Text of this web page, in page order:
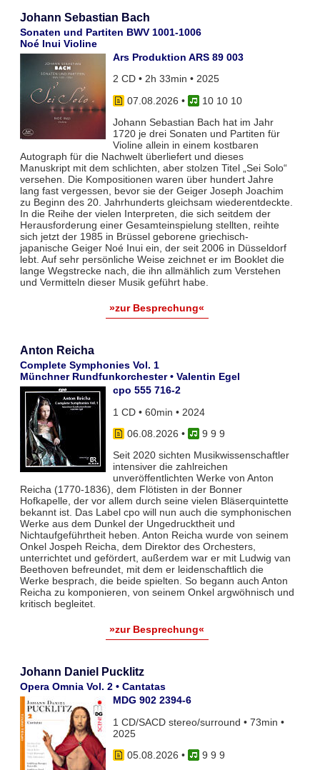
Johann Sebastian Bach
Sonaten und Partiten BWV 1001-1006
Noé Inui Violine
Ars Produktion ARS 89 003
2 CD • 2h 33min • 2025
07.08.2026 •
10 10 10
Johann Sebastian Bach hat im Jahr
1720 je drei Sonaten und Partiten für
Violine allein in einem kostbaren
Autograph für die Nachwelt überliefert und dieses
Manuskript mit dem schlichten, aber stolzen Titel „Sei Solo“
versehen. Die Kompositionen waren über hundert Jahre
lang fast vergessen, bevor sie der Geiger Joseph Joachim
zu Beginn des 20. Jahrhunderts gleichsam wiederentdeckte.
In die Reihe der vielen Interpreten, die sich seitdem der
Herausforderung einer Gesamteinspielung stellten, reihte
sich jetzt der 1985 in Brüssel geborene griechisch-
japanische Geiger Noé Inui ein, der seit 2006 in Düsseldorf
lebt. Auf sehr persönliche Weise zeichnet er im Booklet die
lange Wegstrecke nach, die ihn allmählich zum Verstehen
und Vermitteln dieser Musik geführt habe.
»zur Besprechung«
Anton Reicha
Complete Symphonies Vol. 1
Münchner Rundfunkorchester • Valentin Egel
cpo 555 716-2
1 CD • 60min • 2024
06.08.2026 •
9 9 9
Seit 2020 sichten Musikwissenschaftler
intensiver die zahlreichen
unveröffentlichten Werke von Anton
Reicha (1770-1836), dem Flötisten in der Bonner
Hofkapelle, der vor allem durch seine vielen Bläserquintette
bekannt ist. Das Label cpo will nun auch die symphonischen
Werke aus dem Dunkel der Ungedrucktheit und
Nichtaufgeführtheit heben. Anton Reicha wurde von seinem
Onkel Jospeh Reicha, dem Direktor des Orchesters,
unterrichtet und gefördert, außerdem war er mit Ludwig van
Beethoven befreundet, mit dem er leidenschaftlich die
Werke besprach, die beide spielten. So begann auch Anton
Reicha zu komponieren, von seinem Onkel argwöhnisch und
kritisch begleitet.
»zur Besprechung«
Johann Daniel Pucklitz
Opera Omnia Vol. 2 • Cantatas
MDG 902 2394-6
1 CD/SACD stereo/surround • 73min •
2025
05.08.2026 •
9 9 9